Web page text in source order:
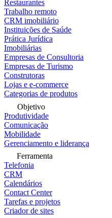
Restaurantes
Trabalho remoto
CRM imobiliário
Instituições de Saúde
Prática Jurídica
Imobiliárias
Empresas de Consultoria
Empresas de Turismo
Construtoras
Lojas e e-commerce
Categorias de produtos
Objetivo
Produtividade
Comunicação
Mobilidade
Gerenciamento e liderança
Ferramenta
Telefonia
CRM
Calendários
Contact Center
Tarefas e projetos
Criador de sites